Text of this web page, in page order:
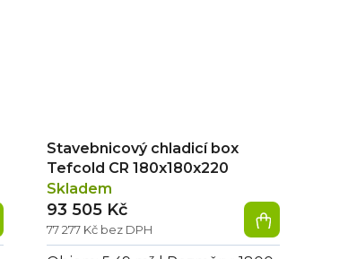
Stavebnicový chladicí box
Tefcold CR 180x180x220
Skladem
77 277 Kč bez DPH
93 505 Kč